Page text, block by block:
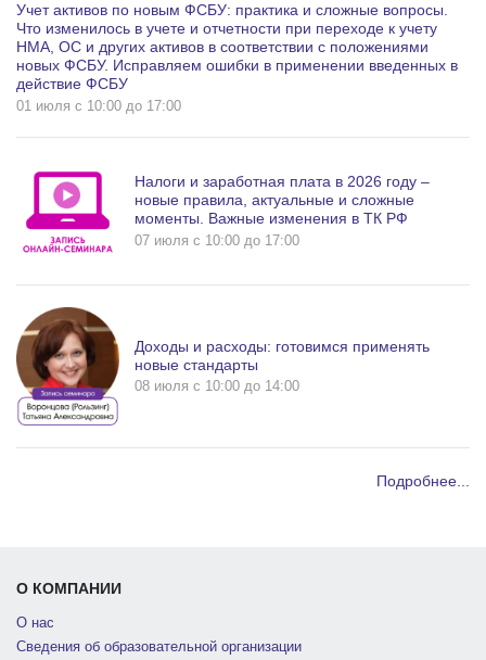
Учет активов по новым ФСБУ: практика и сложные вопросы.
Что изменилось в учете и отчетности при переходе к учету
НМА, ОС и других активов в соответствии с положениями
новых ФСБУ. Исправляем ошибки в применении введенных в
действие ФСБУ
01 июля c 10:00 до 17:00
Налоги и заработная плата в 2026 году –
новые правила, актуальные и сложные
моменты. Важные изменения в ТК РФ
07 июля c 10:00 до 17:00
Доходы и расходы: готовимся применять
новые стандарты
08 июля c 10:00 до 14:00
Подробнее...
О КОМПАНИИ
О нас
Сведения об образовательной организации